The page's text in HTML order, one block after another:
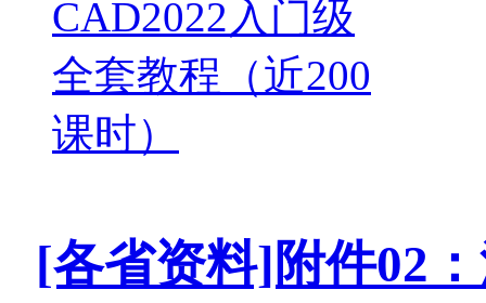
CAD2022入门级
全套教程（近200
课时）
[各省资料]附件02